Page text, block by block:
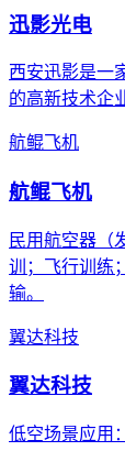
迅影光电
西安迅影是一
的高新技术企
航鲲飞机
航鲲飞机
民用航空器（
训；飞行训练
输。
翼达科技
翼达科技
低空场景应用